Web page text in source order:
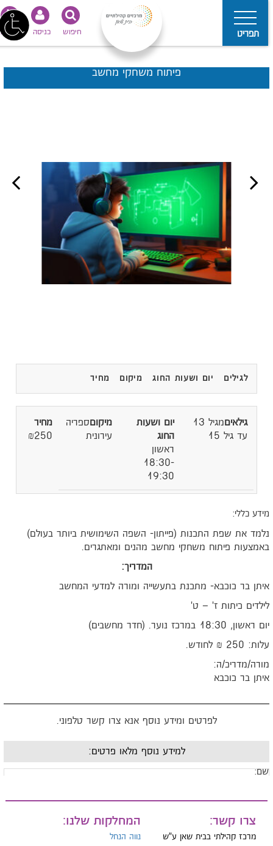
תפריט נגישות כניסה חיפוש
פיתוח משחקי מחשב
לגילים יום ושעות החוג מיקום מחיר
מגיל 13
עד גיל 15
ראשון
18:30-
19:30
ספריה
עירונית
₪250
כללי:
את שפת התכנות (פייתון- השפה השימושית ביותר בעולם)
פיתוח משחקי מחשב מהנים ומאתגרים.
המדריך:
בר כוכבא- מתכנת בתעשייה ומורה למדעי המחשב
כיתות ז' – ט'
ראשון, 18:30 במרכז נוער. (חדר מחשבים)
250 ₪ לחודש.
מדריכ/ה:
בר כוכבא
לפרטים ומידע נוסף אנא צרו קשר טלפוני.
למידע נוסף מלאו פרטים:
צרו קשר:
מרכז קהילתי בבית שאן ע"ש
המחלקות שלנו:
נווה הנחל